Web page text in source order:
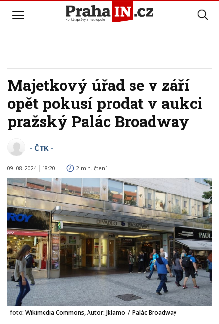
Majetkový úřad se v září
opět pokusí prodat v aukci
pražský Palác Broadway
- ČTK -
09. 08. 2024 18:20 2 min. čtení
foto: Wikimedia Commons, Autor: Jklamo / Palác Broadway